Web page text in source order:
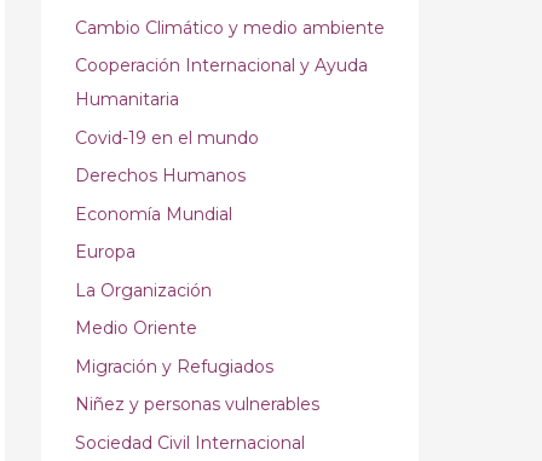
Cambio Climático y medio ambiente
Cooperación Internacional y Ayuda
Humanitaria
Covid-19 en el mundo
Derechos Humanos
Economía Mundial
Europa
La Organización
Medio Oriente
Migración y Refugiados
Niñez y personas vulnerables
Sociedad Civil Internacional